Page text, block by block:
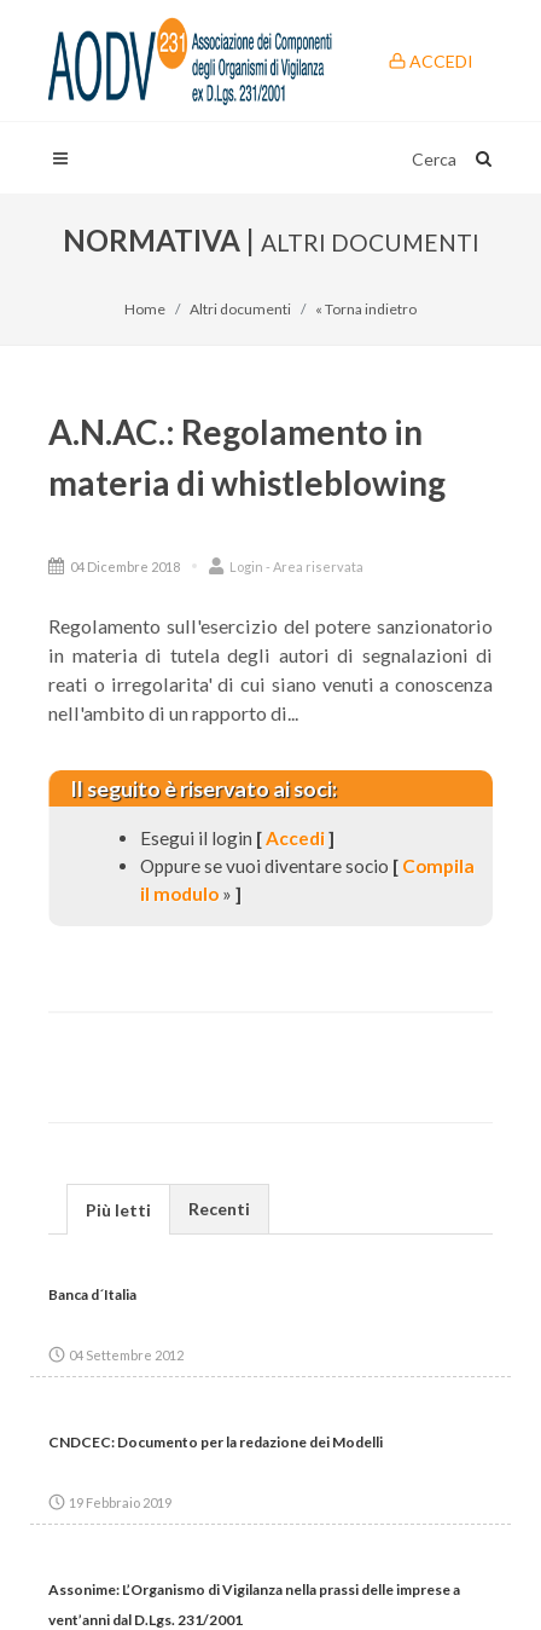
ACCEDI
Cerca
NORMATIVA | ALTRI DOCUMENTI
Home Altri documenti « Torna indietro
A.N.AC.: Regolamento in
materia di whistleblowing
04 Dicembre 2018 Login - Area riservata
Regolamento sull'esercizio del potere sanzionatorio
in materia di tutela degli autori di segnalazioni di
reati o irregolarita' di cui siano venuti a conoscenza
nell'ambito di un rapporto di...
Il seguito è riservato ai soci:
Esegui il login [Accedi]
Oppure se vuoi diventare socio [ Compila
il modulo » ]
Più letti Recenti
Banca d´Italia
04 Settembre 2012
CNDCEC: Documento per la redazione dei Modelli
19 Febbraio 2019
Assonime: L’Organismo di Vigilanza nella prassi delle imprese a
vent’anni dal D.Lgs. 231/2001